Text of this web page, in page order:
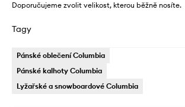
Doporučujeme zvolit velikost, kterou běžně nosíte.
Tagy
Pánské oblečení Columbia
Pánské kalhoty Columbia
Lyžařské a snowboardové Columbia